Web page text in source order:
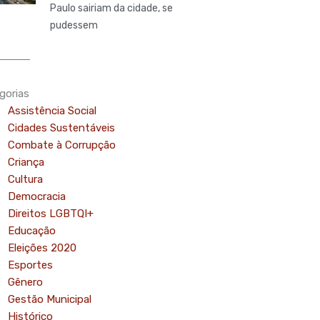
Paulo sairiam da cidade, se
pudessem
Assistência Social
Cidades Sustentáveis
Combate à Corrupção
Criança
Cultura
Democracia
Direitos LGBTQI+
Educação
Eleições 2020
Esportes
Gênero
Gestão Municipal
Histórico